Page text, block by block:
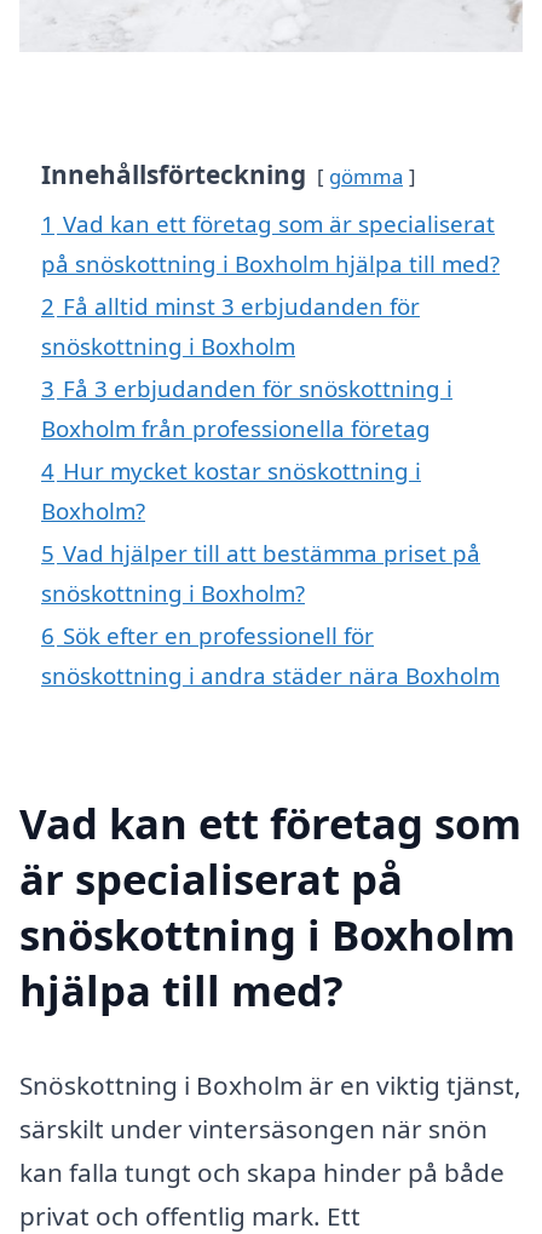
Innehållsförteckning gömma
1 Vad kan ett företag som är specialiserat
på snöskottning i Boxholm hjälpa till med?
2 Få alltid minst 3 erbjudanden för
snöskottning i Boxholm
3 Få 3 erbjudanden för snöskottning i
Boxholm från professionella företag
4 Hur mycket kostar snöskottning i
Boxholm?
5 Vad hjälper till att bestämma priset på
snöskottning i Boxholm?
6 Sök efter en professionell för
snöskottning i andra städer nära Boxholm
Vad kan ett företag som
är specialiserat på
snöskottning i Boxholm
hjälpa till med?
Snöskottning i Boxholm är en viktig tjänst,
särskilt under vintersäsongen när snön
kan falla tungt och skapa hinder på både
privat och offentlig mark. Ett